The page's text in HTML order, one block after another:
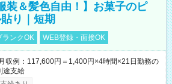
装＆髪色自由！】お菓子のピ
り｜短期
ランクOK WEB登録・面接OK
収例：117,600円＝1,400円×4時間×21日勤務の
途支給